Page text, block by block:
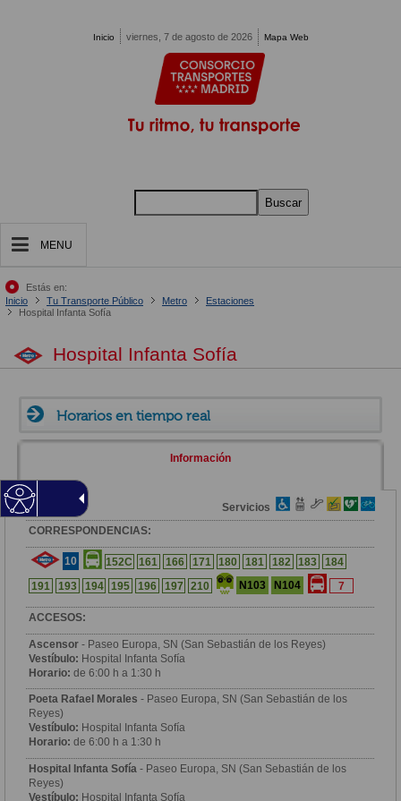
Inicio viernes, 7 de agosto de 2026 Mapa Web
Buscar
MENU
Estás en:
Inicio
Tu Transporte Público Metro
Estaciones
Hospital Infanta Sofía
Hospital Infanta Sofía
Horarios en tiempo real
Información
Zona
Servicios
CORRESPONDENCIAS:
10 152C 161 166 171 180 181 182 183
184
191
193 194 195 196 197 210 N103 N104 7
ACCESOS:
Ascensor - Paseo Europa, SN (San Sebastián de los Reyes)
Vestíbulo: Hospital Infanta Sofía
Horario: de 6:00 h a 1:30 h
Poeta Rafael Morales - Paseo Europa, SN (San Sebastián de los
Reyes)
Vestíbulo: Hospital Infanta Sofía
Horario: de 6:00 h a 1:30 h
Hospital Infanta Sofía - Paseo Europa, SN (San Sebastián de los
Reyes)
Vestíbulo: Hospital Infanta Sofía